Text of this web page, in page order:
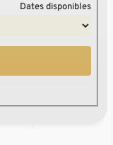
Dates disponibles